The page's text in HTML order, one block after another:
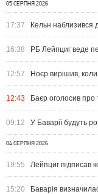
05 СЕРПНЯ 2026
17:37 Кельн наблизився
16:38 РБ Лейпциг веде
12:57 Ноєр вирішив,
12:43 Баєр оголосив
09:12 У Баварії будуть
04 СЕРПНЯ 2026
19:55 Лейпциг підписав
15:20 Баварія